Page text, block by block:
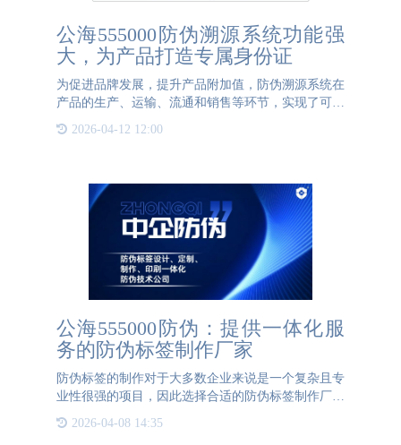
公海555000防伪溯源系统功能强
大，为产品打造专属身份证
为促进品牌发展，提升产品附加值，防伪溯源系统在
产品的生产、运输、流通和销售等环节，实现了可查
全。公海555000防伪溯源系统，为品牌打造专属防伪
2026-04-12 12:00
公海555000防伪：提供一体化服
务的防伪标签制作厂家
防伪标签的制作对于大多数企业来说是一个复杂且专
业性很强的项目，因此选择合适的防伪标签制作厂家
至关重要。在北京，公海555000防伪是一家备受信赖
的防伪标签制作厂家。公海555000防伪不仅拥有专业
2026-04-08 14:35